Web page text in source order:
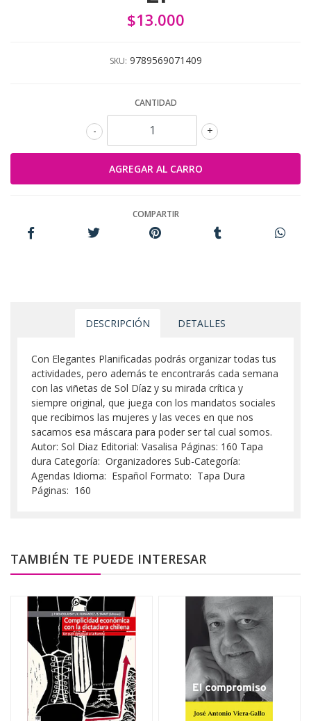
$13.000
SKU: 9789569071409
CANTIDAD
+
-
COMPARTIR
DESCRIPCIÓN DETALLES
Con Elegantes Planificadas podrás organizar todas tus
actividades, pero además te encontrarás cada semana
con las viñetas de Sol Díaz y su mirada crítica y
siempre original, que juega con los mandatos sociales
que recibimos las mujeres y las veces en que nos
sacamos esa máscara para poder ser tal cual somos.
Autor: Sol Diaz Editorial: Vasalisa Páginas: 160 Tapa
dura Categoría: Organizadores Sub-Categoría:
Agendas Idioma: Español Formato: Tapa Dura
Páginas: 160
TAMBIÉN TE PUEDE INTERESAR